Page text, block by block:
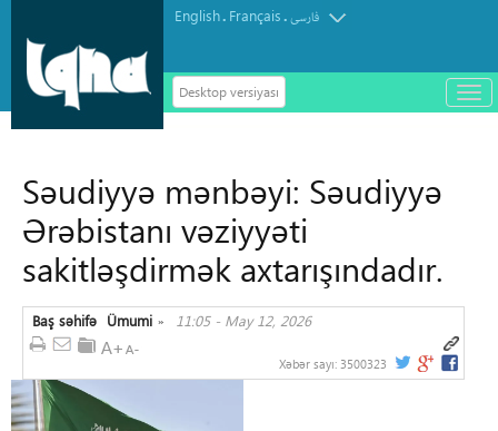
English. Français.فارسی
Desktop versiyası
باز
و
Səudiyyə mənbəyi: Səudiyyə
Ərəbistanı vəziyyəti
sakitləşdirmək axtarışındadır.
Baş səhifə »
Ümumi 11:05 - May 12, 2026
Xəbər sayı: 3500323